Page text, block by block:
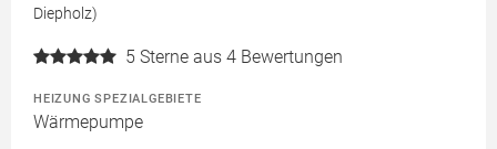
Diepholz)
5 Sterne aus 4 Bewertungen
HEIZUNG SPEZIALGEBIETE
Wärmepumpe